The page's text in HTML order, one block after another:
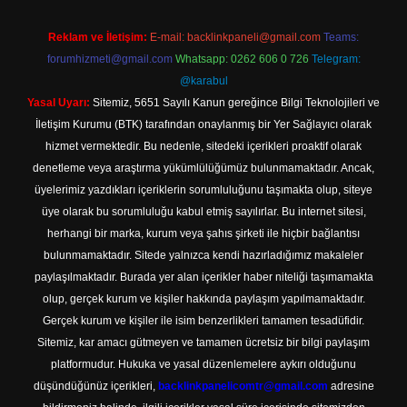
Reklam ve İletişim: E-mail: backlinkpaneli@gmail.com Teams:
forumhizmeti@gmail.com Whatsapp: 0262 606 0 726 Telegram:
@karabul
Yasal Uyarı: Sitemiz, 5651 Sayılı Kanun gereğince Bilgi Teknolojileri ve
İletişim Kurumu (BTK) tarafından onaylanmış bir Yer Sağlayıcı olarak
hizmet vermektedir. Bu nedenle, sitedeki içerikleri proaktif olarak
denetleme veya araştırma yükümlülüğümüz bulunmamaktadır. Ancak,
üyelerimiz yazdıkları içeriklerin sorumluluğunu taşımakta olup, siteye
üye olarak bu sorumluluğu kabul etmiş sayılırlar. Bu internet sitesi,
herhangi bir marka, kurum veya şahıs şirketi ile hiçbir bağlantısı
bulunmamaktadır. Sitede yalnızca kendi hazırladığımız makaleler
paylaşılmaktadır. Burada yer alan içerikler haber niteliği taşımamakta
olup, gerçek kurum ve kişiler hakkında paylaşım yapılmamaktadır.
Gerçek kurum ve kişiler ile isim benzerlikleri tamamen tesadüfidir.
Sitemiz, kar amacı gütmeyen ve tamamen ücretsiz bir bilgi paylaşım
platformudur. Hukuka ve yasal düzenlemelere aykırı olduğunu
düşündüğünüz içerikleri, backlinkpanelicomtr@gmail.com adresine